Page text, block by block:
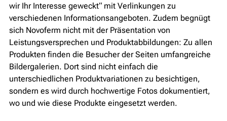
wir Ihr Interesse geweckt“ mit Verlinkungen zu
verschiedenen Informationsangeboten. Zudem begnügt
sich Novoferm nicht mit der Präsentation von
Leistungsversprechen und Produktabbildungen: Zu allen
Produkten finden die Besucher der Seiten umfangreiche
Bildergalerien. Dort sind nicht einfach die
unterschiedlichen Produktvariationen zu besichtigen,
sondern es wird durch hochwertige Fotos dokumentiert,
wo und wie diese Produkte eingesetzt werden.